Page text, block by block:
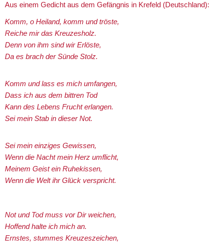
Aus einem Gedicht aus dem Gefängnis in Krefeld (Deutschland):
Komm, o Heiland, komm und tröste,
Reiche mir das Kreuzesholz.
Denn von ihm sind wir Erlöste,
Da es brach der Sünde Stolz.
Komm und lass es mich umfangen,
Dass ich aus dem bittren Tod
Kann des Lebens Frucht erlangen.
Sei mein Stab in dieser Not.
Sei mein einziges Gewissen,
Wenn die Nacht mein Herz umflicht,
Meinem Geist ein Ruhekissen,
Wenn die Welt ihr Glück verspricht.
Not und Tod muss vor Dir weichen,
Hoffend halte ich mich an.
Ernstes, stummes Kreuzeszeichen,